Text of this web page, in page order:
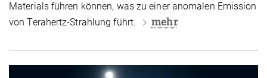
Materials führen können, was zu einer anomalen Emission
von Terahertz-Strahlung führt.
mehr